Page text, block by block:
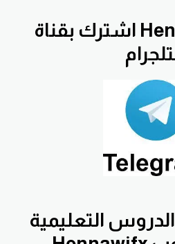
اشترك بقناة HennawiFx على
التعليمية